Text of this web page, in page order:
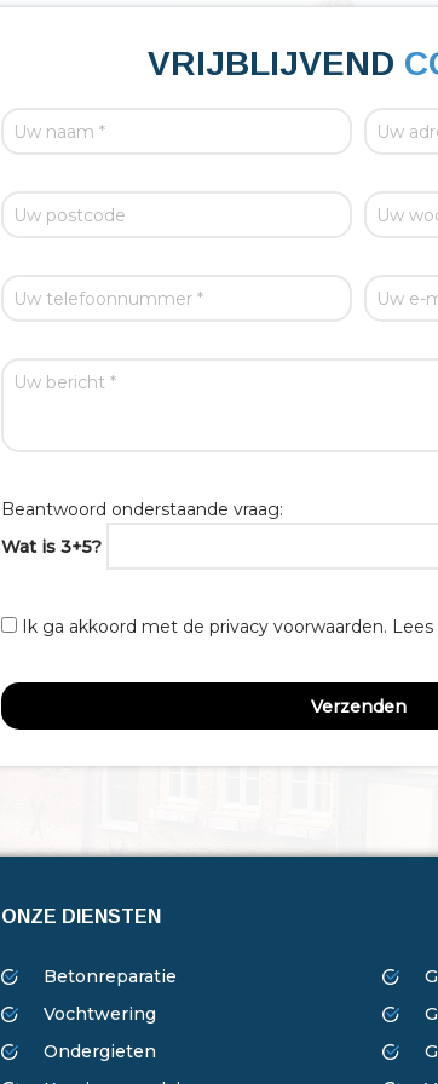
VRIJBLIJVEND
Beantwoord onderstaande vraag:
Wat is 3+5?
Ik ga akkoord met de privacy voorwaarden.
ONZE DIENSTEN
Betonreparatie
Vochtwering
Ondergieten